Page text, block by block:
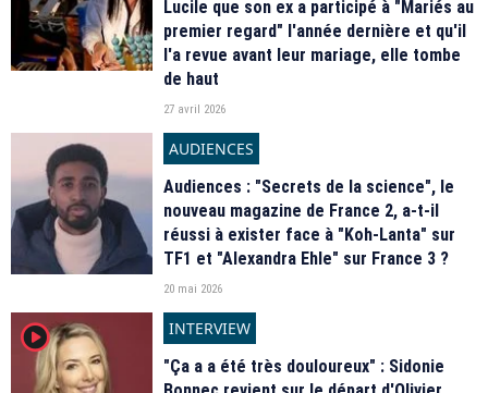
Lucile que son ex a participé à "Mariés au
premier regard" l'année dernière et qu'il
l'a revue avant leur mariage, elle tombe
de haut
27 avril 2026
AUDIENCES
Audiences : "Secrets de la science", le
nouveau magazine de France 2, a-t-il
réussi à exister face à "Koh-Lanta" sur
TF1 et "Alexandra Ehle" sur France 3 ?
20 mai 2026
player2
INTERVIEW
"Ça a a été très douloureux" : Sidonie